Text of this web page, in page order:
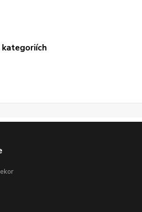
kategoriích